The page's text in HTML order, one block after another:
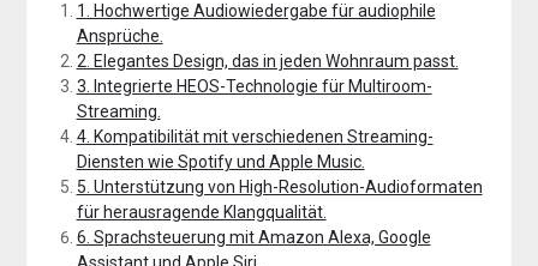
1. Hochwertige Audiowiedergabe für audiophile
Ansprüche.
2. Elegantes Design, das in jeden Wohnraum passt.
3. Integrierte HEOS-Technologie für Multiroom-
Streaming.
4. Kompatibilität mit verschiedenen Streaming-
Diensten wie Spotify und Apple Music.
5. Unterstützung von High-Resolution-Audioformaten
für herausragende Klangqualität.
6. Sprachsteuerung mit Amazon Alexa, Google